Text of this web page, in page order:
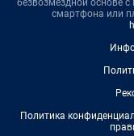
безвозмездной основе
смартфона или
Политика